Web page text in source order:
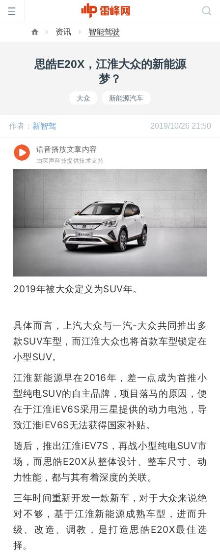
网
中
GAIR
专
题
搞
资讯 智能驾驶
思皓E20X，江淮大众的新能源
梦？
大众 新能源汽车
作者： 新智驾 2019/10/26 21:50
语音播放文章内容
由深声科技提供技术支持
2019年被大众定义为SUV年。
具体而言，上汽大众与一汽-大众共同推出多
款SUV车型，而江淮大众也将首款车型锁定在
小型SUV。
江淮新能源早在2016年，差一点成为首推小
型纯电SUV的自主品牌，项目落马的原因，便
在于江淮iEV6S采用三星提供的动力电池，导
致江淮iEV6S无法获得国家补贴。
随后，推出江淮iEV7S，再战小型纯电SUV市
场，而思皓E20X从整体设计、整车尺寸、动
力性能，都与其有着深度的关联。
三年时间重新开发一款新车，对于大众来说绝
对不够，基于江淮新能源成熟车型，进而升
级、改造、调教，是打造思皓E20X最佳选
择。